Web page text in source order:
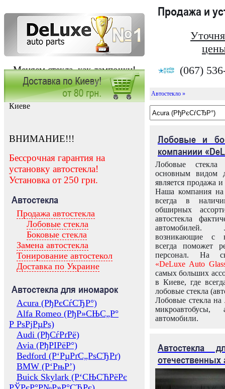
Меняем стекла, как лампочки!
Продажа и
(067)
Заказать установку автостекла в
Киеве
ВНИМАНИЕ!!!
Бессрочная гарантия на
установку автостекла!
Установка от 250 грн.
Автостекла
Продажа автостекла
Лобовые стекла
Боковые стекла
Замена автостекла
Тонирование автостекол
Доставка по Украине
Автостекла для иномарок
Acura (РђРєСѓСЂР°)
Alfa Romeo (РђР»СЊС„Р°
Р РѕРјРµРѕ)
Audi (РђСѓРґРё)
Avia (РђРІРёР°)
Bedford (Р‘РµРґС„РѕСЂРґ)
BMW (Р‘РњР’)
Buick Skylark (Р‘СЊСЋРёРє
Автостекло »
Лобовые и
компаниии
Лобовые
основным видом
является продажа и
Наша компания на
всегда в
обширных
автостекла
возникающие с
всегда поможет
персонал. На
«DeLuxe Auto
самых больших
в Киеве, где
лобовые стекла
Лобовые стекла на
микроавтобусы,
автомобили.
Автостекла
отечественных